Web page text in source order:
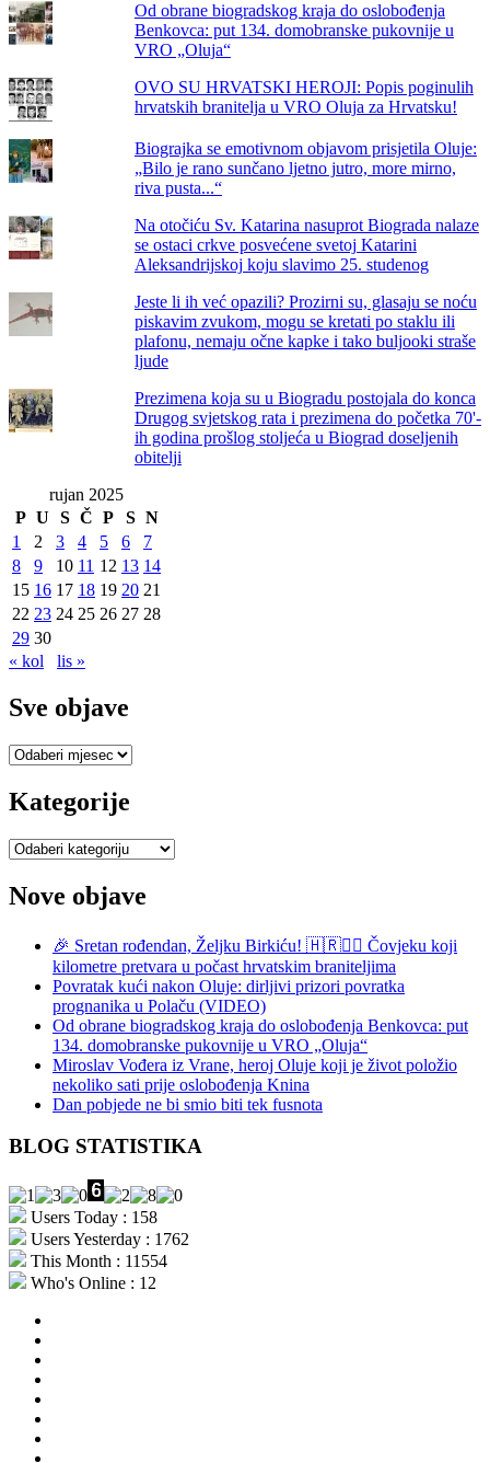
Od obrane biogradskog kraja do oslobođenja
Benkovca: put 134. domobranske pukovnije u
VRO „Oluja“
OVO SU HRVATSKI HEROJI: Popis poginulih
hrvatskih branitelja u VRO Oluja za Hrvatsku!
Biograjka se emotivnom objavom prisjetila Oluje:
„Bilo je rano sunčano ljetno jutro, more mirno,
riva pusta...“
Na otočiću Sv. Katarina nasuprot Biograda nalaze
se ostaci crkve posvećene svetoj Katarini
Aleksandrijskoj koju slavimo 25. studenog
Jeste li ih već opazili? Prozirni su, glasaju se noću
piskavim zvukom, mogu se kretati po staklu ili
plafonu, nemaju očne kapke i tako buljooki straše
ljude
Prezimena koja su u Biogradu postojala do konca
Drugog svjetskog rata i prezimena do početka 70'-
ih godina prošlog stoljeća u Biograd doseljenih
obitelji
rujan 2025
P U S Č P S N
1
2 3 4 5 6
7
8
9 10 11 12 13 14
15 16 17 18 19 20 21
22 23 24 25 26 27 28
29 30
« kol
lis »
Sve objave
Sve
Kategorije
Kategorije
Nove objave
🎉 Sretan rođendan, Željku Birkiću! 🇭🇷🏃‍♂️ Čovjeku koji
kilometre pretvara u počast hrvatskim braniteljima
Povratak kući nakon Oluje: dirljivi prizori povratka
prognanika u Polaču (VIDEO)
Od obrane biogradskog kraja do oslobođenja Benkovca: put
134. domobranske pukovnije u VRO „Oluja“
Miroslav Vođera iz Vrane, heroj Oluje koji je život položio
nekoliko sati prije oslobođenja Knina
Dan pobjede ne bi smio biti tek fusnota
BLOG STATISTIKA
Users Today : 158
Users Yesterday : 1762
This Month : 11554
Who's Online : 12